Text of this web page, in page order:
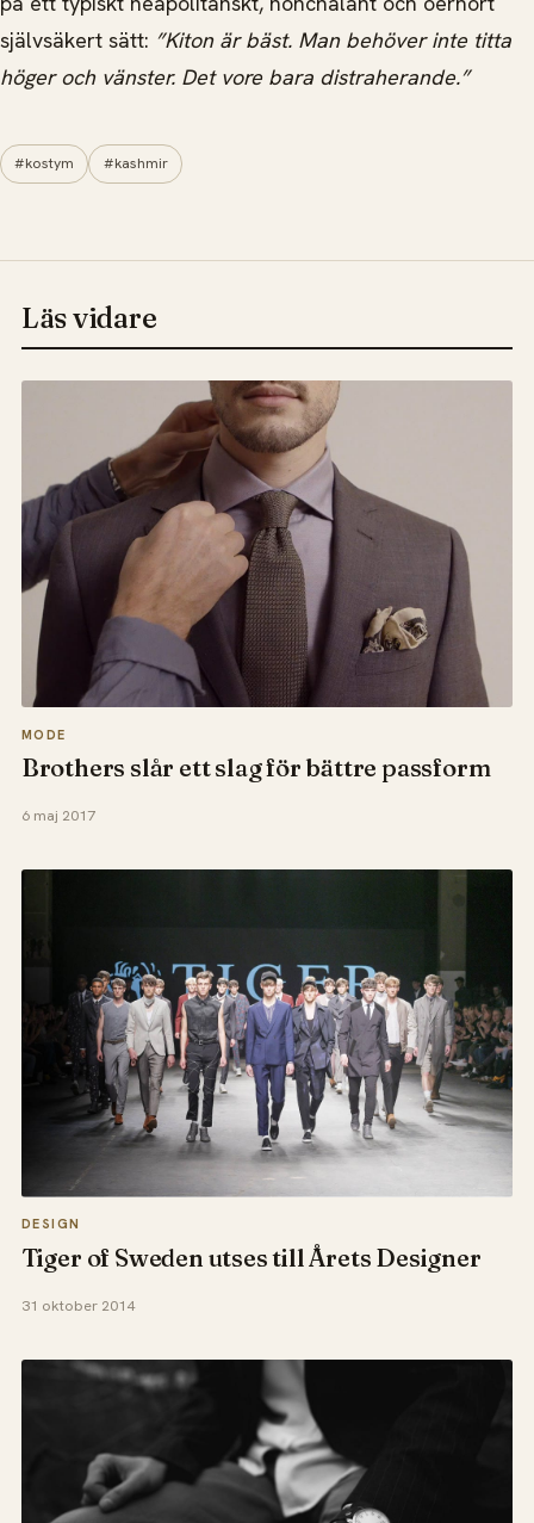
självsäkert sätt: ”Kiton är bäst. Man behöver inte titta
höger och vänster. Det vore bara distraherande.”
#kostym #kashmir
Läs vidare
MODE
Brothers slår ett slag för bättre passform
6 maj 2017
DESIGN
Tiger of Sweden utses till Årets Designer
31 oktober 2014